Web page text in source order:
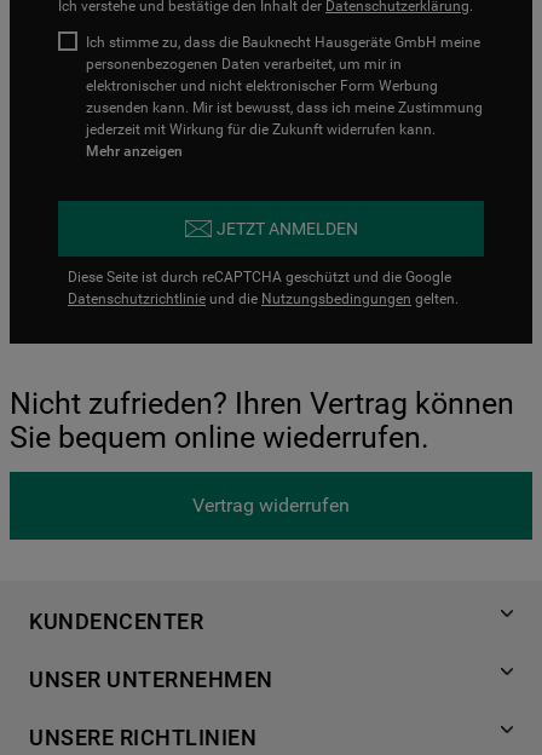
Ich verstehe und bestätige den Inhalt der Datenschutzerklärung.
Ich stimme zu, dass die Bauknecht Hausgeräte GmbH meine
personenbezogenen Daten verarbeitet, um mir in
elektronischer und nicht elektronischer Form Werbung
zusenden kann. Mir ist bewusst, dass ich meine Zustimmung
jederzeit mit Wirkung für die Zukunft widerrufen kann.
Mehr anzeigen
JETZT ANMELDEN
Diese Seite ist durch reCAPTCHA geschützt und die Google
Datenschutzrichtlinie und die Nutzungsbedingungen gelten.
Nicht zufrieden? Ihren Vertrag können
Sie bequem online wiederrufen.
Vertrag widerrufen
KUNDENCENTER
Händlersuche
Häufige Fragen
UNSER UNTERNEHMEN
Für Händler
UNSERE RICHTLINIEN